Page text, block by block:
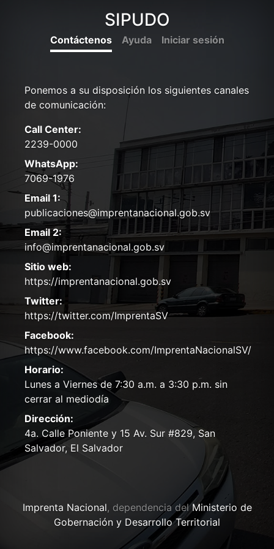
SIPUDO
Contáctenos Ayuda Iniciar sesión
Ponemos a su disposición los siguientes canales
de comunicación:
Call Center:
2239-0000
WhatsApp:
7069-1976
Email 1:
publicaciones@imprentanacional.gob.sv
Email 2:
info@imprentanacional.gob.sv
Sitio web:
https://imprentanacional.gob.sv
Twitter:
https://twitter.com/ImprentaSV
Facebook:
https://www.facebook.com/ImprentaNacionalSV/
Horario:
Lunes a Viernes de 7:30 a.m. a 3:30 p.m. sin
cerrar al mediodía
Dirección:
4a. Calle Poniente y 15 Av. Sur #829, San
Salvador, El Salvador
Imprenta Nacional, dependencia delMinisterio de
Gobernación y Desarrollo Territorial